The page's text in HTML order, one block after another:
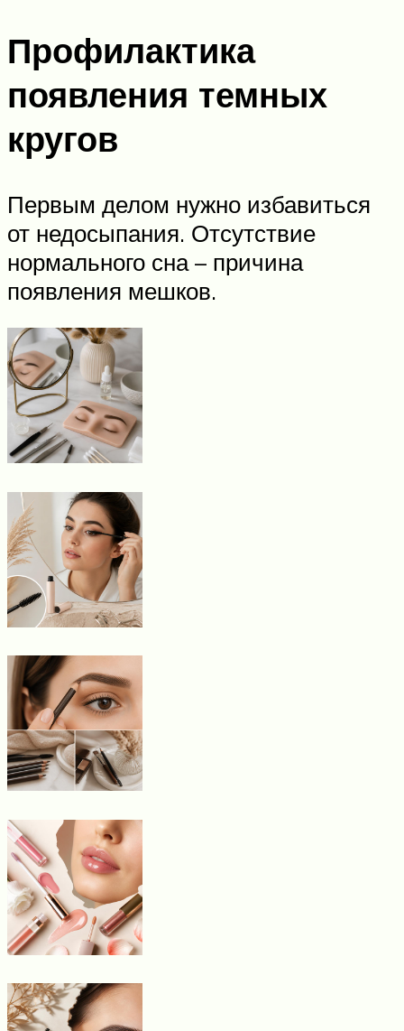
Профилактика
появления темных
кругов
Первым делом нужно избавиться
от недосыпания. Отсутствие
нормального сна – причина
появления мешков.